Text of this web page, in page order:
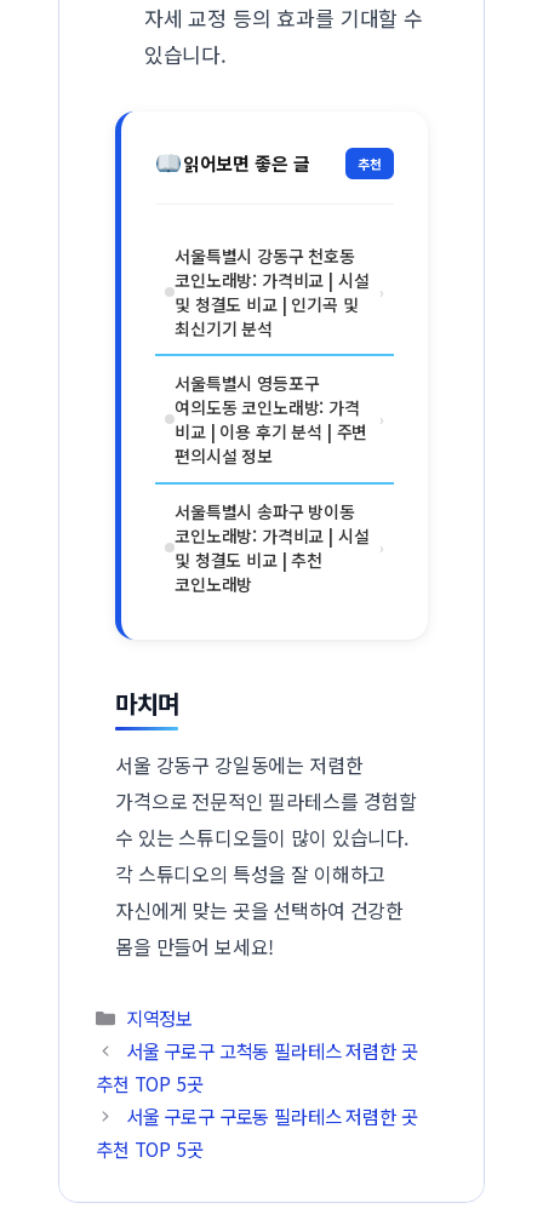
자세 교정 등의 효과를 기대할 수
있습니다.
읽어보면 좋은 글 추천
서울특별시 강동구 천호동
코인노래방: 가격비교 | 시설
및 청결도 비교 | 인기곡 및
최신기기 분석
›
서울특별시 영등포구
여의도동 코인노래방: 가격
비교 | 이용 후기 분석 | 주변
편의시설 정보
›
서울특별시 송파구 방이동
코인노래방: 가격비교 | 시설
및 청결도 비교 | 추천
코인노래방
›
마치며
서울 강동구 강일동에는 저렴한
가격으로 전문적인 필라테스를 경험할
수 있는 스튜디오들이 많이 있습니다.
각 스튜디오의 특성을 잘 이해하고
자신에게 맞는 곳을 선택하여 건강한
몸을 만들어 보세요!
카테고리
지역정보
서울 구로구 고척동 필라테스 저렴한 곳
추천 TOP 5곳
서울 구로구 구로동 필라테스 저렴한 곳
추천 TOP 5곳